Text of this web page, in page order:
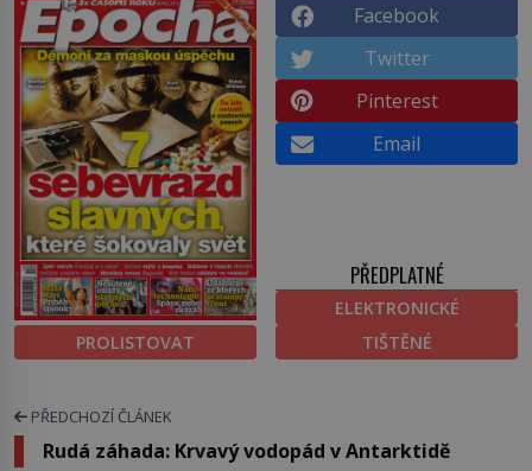
PROLISTOVAT
Facebook
Twitter
Pinterest
Email
PŘEDPLATNÉ
ELEKTRONICKÉ
TIŠTĚNÉ
PŘEDCHOZÍ ČLÁNEK
Rudá záhada: Krvavý vodopád v Antarktidě